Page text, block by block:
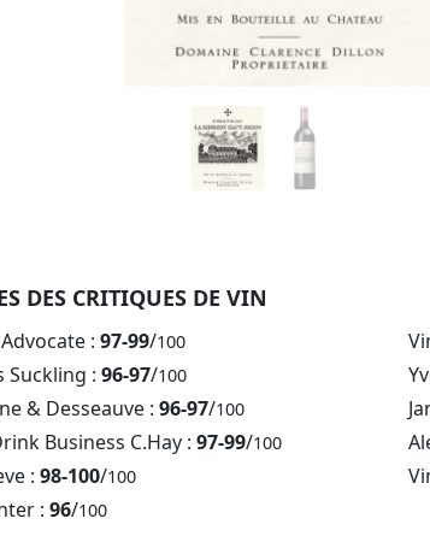
DES CRITIQUES DE VIN
: 97-99/100
Suckling : 96-97/100
& Desseauve : 96-97/100
Business C.Hay : 97-99/100
: 98-100/100
: 96/100